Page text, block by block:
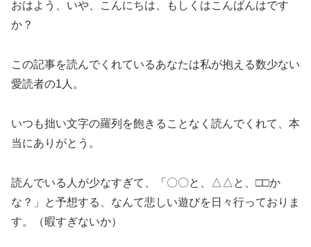
おはよう、いや、こんにちは、もしくはこんばんはです
か？
この記事を読んでくれているあなたは私が抱える数少ない
愛読者の1人。
いつも拙い文字の羅列を飽きることなく読んでくれて、本
当にありがとう。
読んでいる人が少なすぎて、「〇〇と、△△と、□□か
な？」と予想する、なんて悲しい遊びを日々行っておりま
す。（暇すぎないか）